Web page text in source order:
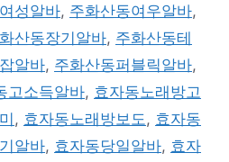
성알바, 주화산동여우알바,
산동장기알바, 주화산동테
알바, 주화산동퍼블릭알바,
고소득알바, 효자동노래방고
, 효자동노래방보도 , 효자동
알바, 효자동당일알바, 효자